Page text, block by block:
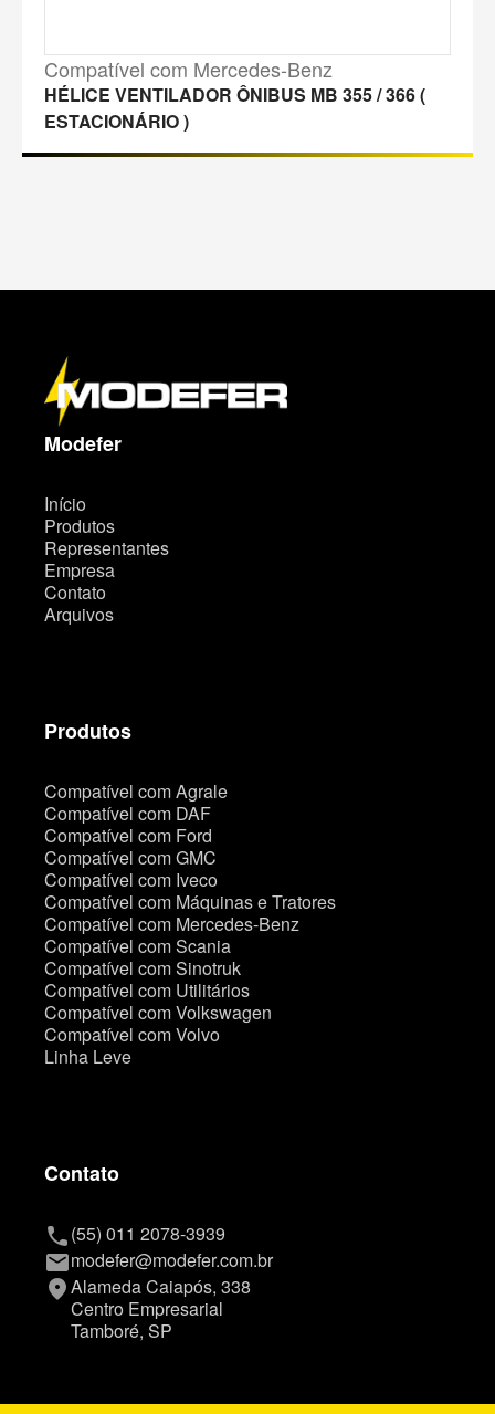
Compatível com Mercedes-Benz
HÉLICE VENTILADOR ÔNIBUS MB 355 / 366 (
ESTACIONÁRIO )
M
Modefer
Início
Produtos
Representantes
Empresa
Contato
Arquivos
Produtos
Compatível com Agrale
Compatível com DAF
Compatível com Ford
Compatível com GMC
Compatível com Iveco
Compatível com Máquinas e Tratores
Compatível com Mercedes-Benz
Compatível com Scania
Compatível com Sinotruk
Compatível com Utilitários
Compatível com Volkswagen
Compatível com Volvo
Linha Leve
Contato
phone(55) 011 2078-3939
mailmodefer@modefer.com.br
placeAlameda Caiapós, 338
Centro Empresarial
Tamboré, SP